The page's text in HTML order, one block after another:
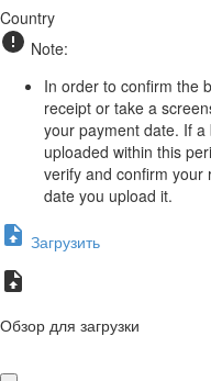
Country
Note:
In order to confirm the
receipt or take a
your payment date. If
uploaded within this
verify and confirm your
date you upload it.
Загрузить
Обзор для загрузки